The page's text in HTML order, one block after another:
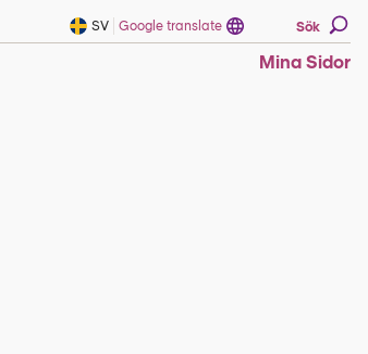
SV Google translate Sök
Mina Sidor